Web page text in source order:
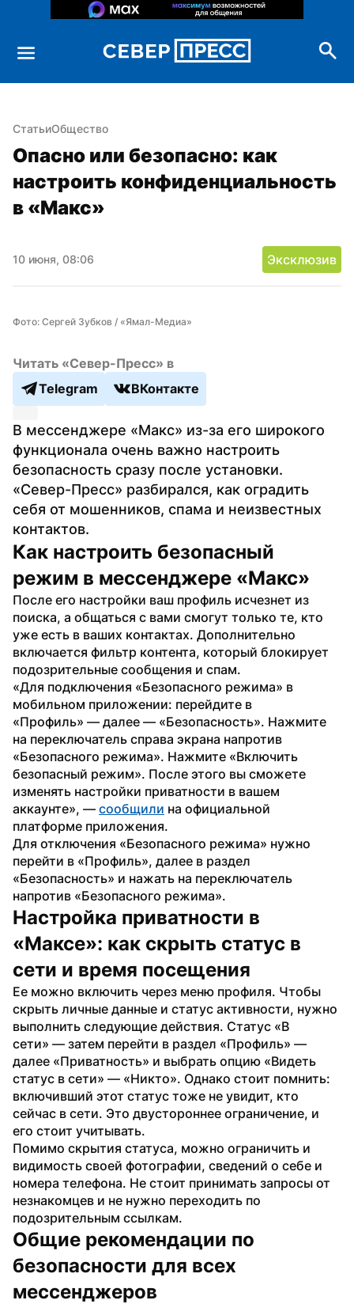
СтатьиОбщество
Опасно или безопасно: как
настроить конфиденциальность
в «Макс»
10 июня, 08:06 Эксклюзив
Фото: Сергей Зубков / «Ямал-Медиа»
Читать «Север-Пресс» в
Telegram
ВКонтакте
В мессенджере «Макс» из-за его широкого
функционала очень важно настроить
безопасность сразу после установки.
«Север-Пресс» разбирался, как оградить
себя от мошенников, спама и неизвестных
контактов.
Как настроить безопасный
режим в мессенджере «Макс»
После его настройки ваш профиль исчезнет из
поиска, а общаться с вами смогут только те, кто
уже есть в ваших контактах. Дополнительно
включается фильтр контента, который блокирует
подозрительные сообщения и спам.
«Для подключения «Безопасного режима» в
мобильном приложении: перейдите в
«Профиль» — далее — «Безопасность». Нажмите
на переключатель справа экрана напротив
«Безопасного режима». Нажмите «Включить
безопасный режим». После этого вы сможете
изменять настройки приватности в вашем
аккаунте», — сообщили на официальной
платформе приложения.
Для отключения «Безопасного режима» нужно
перейти в «Профиль», далее в раздел
«Безопасность» и нажать на переключатель
напротив «Безопасного режима».
Настройка приватности в
«Максе»: как скрыть статус в
сети и время посещения
Ее можно включить через меню профиля. Чтобы
скрыть личные данные и статус активности, нужно
выполнить следующие действия. Статус «В
сети» — затем перейти в раздел «Профиль» —
далее «Приватность» и выбрать опцию «Видеть
статус в сети» — «Никто». Однако стоит помнить:
включивший этот статус тоже не увидит, кто
сейчас в сети. Это двустороннее ограничение, и
его стоит учитывать.
Помимо скрытия статуса, можно ограничить и
видимость своей фотографии, сведений о себе и
номера телефона. Не стоит принимать запросы от
незнакомцев и не нужно переходить по
подозрительным ссылкам.
Общие рекомендации по
безопасности для всех
мессенджеров